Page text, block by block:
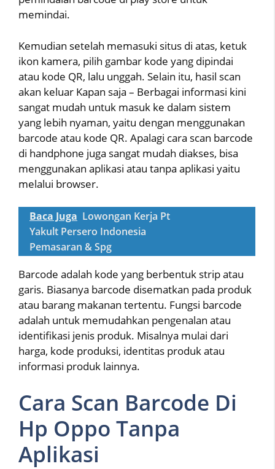
memindai.
Kemudian setelah memasuki situs di atas, ketuk
ikon kamera, pilih gambar kode yang dipindai
atau kode QR, lalu unggah. Selain itu, hasil scan
akan keluar Kapan saja – Berbagai informasi kini
sangat mudah untuk masuk ke dalam sistem
yang lebih nyaman, yaitu dengan menggunakan
barcode atau kode QR. Apalagi cara scan barcode
di handphone juga sangat mudah diakses, bisa
menggunakan aplikasi atau tanpa aplikasi yaitu
melalui browser.
Baca Juga Lowongan Kerja Pt
Yakult Persero Indonesia
Pemasaran & Spg
Barcode adalah kode yang berbentuk strip atau
garis. Biasanya barcode disematkan pada produk
atau barang makanan tertentu. Fungsi barcode
adalah untuk memudahkan pengenalan atau
identifikasi jenis produk. Misalnya mulai dari
harga, kode produksi, identitas produk atau
informasi produk lainnya.
Cara Scan Barcode Di
Hp Oppo Tanpa
Aplikasi